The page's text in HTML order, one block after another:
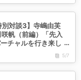
別対談3】寺嶋由芙
帆（前編）「先入
チャルを行き来し
5/7